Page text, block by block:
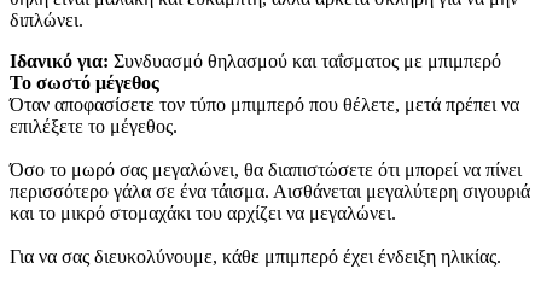
διπλώνει.
Ιδανικό για: Συνδυασμό θηλασμού και ταΐσματος με μπιμπερό
Το σωστό μέγεθος
Όταν αποφασίσετε τον τύπο μπιμπερό που θέλετε, μετά πρέπει να
επιλέξετε το μέγεθος.
Όσο το μωρό σας μεγαλώνει, θα διαπιστώσετε ότι μπορεί να πίνει
περισσότερο γάλα σε ένα τάισμα. Αισθάνεται μεγαλύτερη σιγουριά
και το μικρό στομαχάκι του αρχίζει να μεγαλώνει.
Για να σας διευκολύνουμε, κάθε μπιμπερό έχει ένδειξη ηλικίας.